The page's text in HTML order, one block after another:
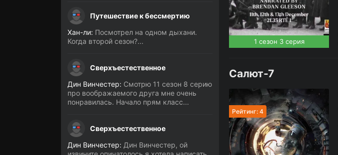
1 сезон 3 серия
Салют-7
Рейтинг: 4
Путешествие к бессмертию
Хан-ли: Посмотрел на одном дыхани.
Когда второй сезон?...
Сверхъестественное
Дин Винчестер: Смотрю 11 сезон 8 серию
про воображаемого друга мне очень
понравилась. Начало прям класс...
Сверхъестественное
Дин Винчестер: Дин Винчестер, ой